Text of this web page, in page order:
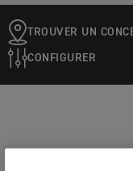
TROUVER UN
CONFIGURER